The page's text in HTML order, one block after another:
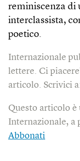
reminiscenza di
interclassista,
poetico.
Internazionale
lettere. Ci
articolo. Scrivici
Questo articolo è
Internazionale, a
Abbonati